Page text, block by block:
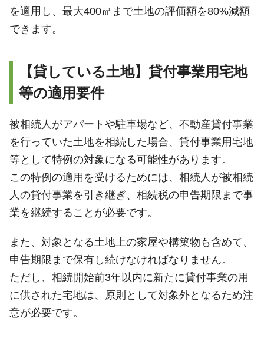
を適用し、最大400㎡まで土地の評価額を80%減額
できます。
【貸している土地】貸付事業用宅地
等の適用要件
被相続人がアパートや駐車場など、不動産貸付事業
を行っていた土地を相続した場合、貸付事業用宅地
等として特例の対象になる可能性があります。
この特例の適用を受けるためには、相続人が被相続
人の貸付事業を引き継ぎ、相続税の申告期限まで事
業を継続することが必要です。
また、対象となる土地上の家屋や構築物も含めて、
申告期限まで保有し続けなければなりません。
ただし、相続開始前3年以内に新たに貸付事業の用
に供された宅地は、原則として対象外となるため注
意が必要です。